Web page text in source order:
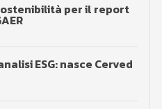
per il report
ESG: nasce Cerved